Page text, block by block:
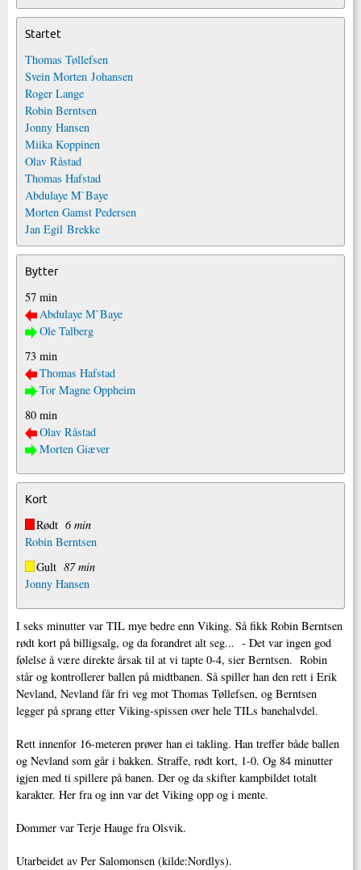
Startet
Thomas Tøllefsen
Svein Morten Johansen
Roger Lange
Robin Berntsen
Jonny Hansen
Miika Koppinen
Olav Råstad
Thomas Hafstad
Abdulaye M`Baye
Morten Gamst Pedersen
Jan Egil Brekke
Bytter
57 min
Abdulaye M`Baye
Ole Talberg
73 min
Thomas Hafstad
Tor Magne Oppheim
80 min
Olav Råstad
Morten Giæver
Kort
Rødt 6 min
Robin Berntsen
Gult 87 min
Jonny Hansen
I seks minutter var TIL mye bedre enn Viking. Så fikk Robin Berntsen
rødt kort på billigsalg, og da forandret alt seg... - Det var ingen god
følelse å være direkte årsak til at vi tapte 0-4, sier Berntsen. Robin
står og kontrollerer ballen på midtbanen. Så spiller han den rett i Erik
Nevland, Nevland får fri veg mot Thomas Tøllefsen, og Berntsen
legger på sprang etter Viking-spissen over hele TILs banehalvdel.
Rett innenfor 16-meteren prøver han ei takling. Han treffer både ballen
og Nevland som går i bakken. Straffe, rødt kort, 1-0. Og 84 minutter
igjen med ti spillere på banen. Der og da skifter kampbildet totalt
karakter. Her fra og inn var det Viking opp og i mente.
Dommer var Terje Hauge fra Olsvik.
Utarbeidet av Per Salomonsen (kilde:Nordlys).